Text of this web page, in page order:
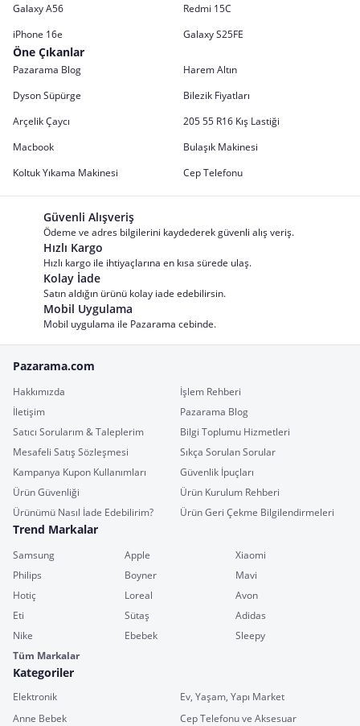
Galaxy A56
Redmi 15C
iPhone 16e
Galaxy S25FE
Öne Çıkanlar
Pazarama Blog
Harem Altın
Dyson Süpürge
Bilezik Fiyatları
Arçelik Çaycı
205 55 R16 Kış Lastiği
Macbook
Bulaşık Makinesi
Koltuk Yıkama Makinesi
Cep Telefonu
Güvenli Alışveriş
Ödeme ve adres bilgilerini kaydederek güvenli alış veriş.
Hızlı Kargo
Hızlı kargo ile ihtiyaçlarına en kısa sürede ulaş.
Kolay İade
Satın aldığın ürünü kolay iade edebilirsin.
Mobil Uygulama
Mobil uygulama ile Pazarama cebinde.
Pazarama.com
Hakkımızda
İşlem Rehberi
İletişim
Pazarama Blog
Satıcı Sorularım & Taleplerim
Bilgi Toplumu Hizmetleri
Mesafeli Satış Sözleşmesi
Sıkça Sorulan Sorular
Kampanya Kupon Kullanımları
Güvenlik İpuçları
Ürün Güvenliği
Ürün Kurulum Rehberi
Ürünümü Nasıl İade Edebilirim?
Ürün Geri Çekme Bilgilendirmeleri
Trend Markalar
Samsung Apple
Xiaomi
Philips
Boyner
Mavi
Hotiç
Loreal
Avon
Eti
Sütaş
Adidas
Nike
Ebebek
Sleepy
Tüm Markalar
Kategoriler
Elektronik
Ev, Yaşam, Yapı Market
Anne Bebek
Cep Telefonu ve Aksesuar